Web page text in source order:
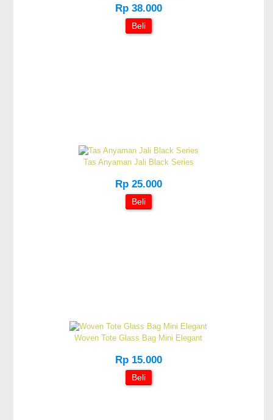
Rp 38.000
Beli
Tas Anyaman Jali Black Series
Rp 25.000
Beli
Woven Tote Glass Bag Mini Elegant
Rp 15.000
Beli